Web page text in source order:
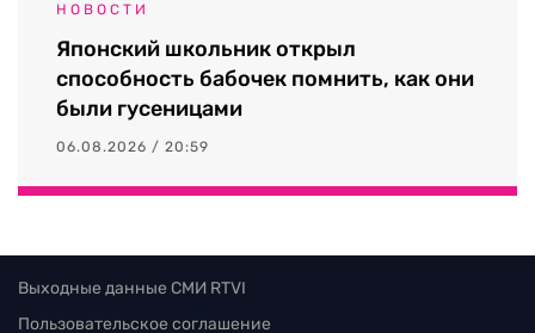
НОВОСТИ
Японский школьник открыл
способность бабочек помнить, как они
были гусеницами
06.08.2026 / 20:59
Выходные данные СМИ RTVI
Пользовательское соглашение